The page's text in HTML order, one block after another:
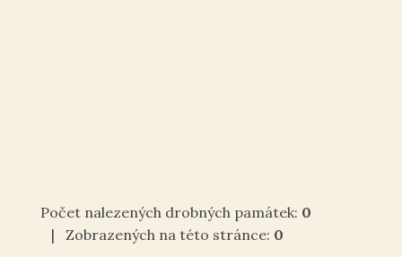
Počet nalezených drobných památek: 0
| Zobrazených na této stránce: 0